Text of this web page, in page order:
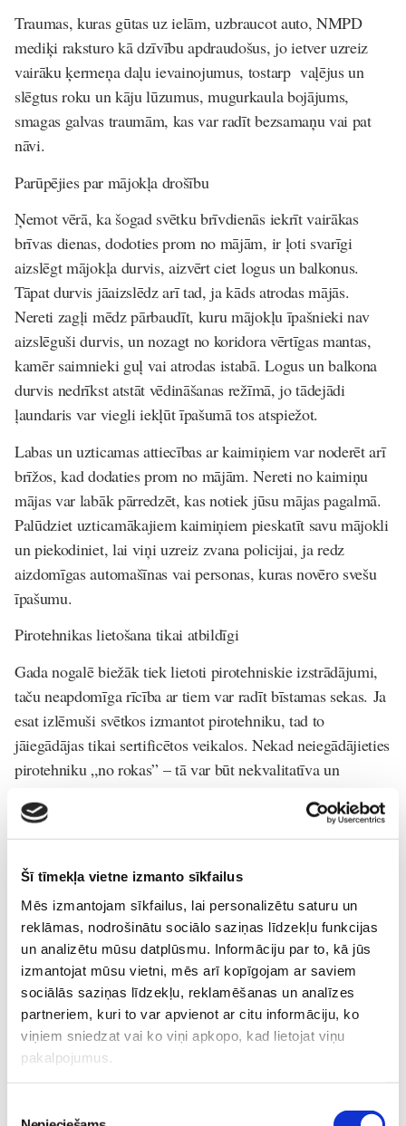
Šī tīmekļa vietne izmanto sīkfailus
Mēs izmantojam sīkfailus, lai personalizētu saturu un
reklāmas, nodrošinātu sociālo saziņas līdzekļu funkcijas
un analizētu mūsu datplūsmu. Informāciju par to, kā jūs
izmantojat mūsu vietni, mēs arī kopīgojam ar saviem
sociālās saziņas līdzekļu, reklamēšanas un analīzes
partneriem, kuri to var apvienot ar citu informāciju, ko
viņiem sniedzat vai ko viņi apkopo, kad lietojat viņu
pakalpojumus.
Traumas, kuras gūtas uz ielām, uzbraucot auto, NMPD
mediķi raksturo kā dzīvību apdraudošus, jo ietver uzreiz
vairāku ķermeņa daļu ievainojumus, tostarp vaļējus un
slēgtus roku un kāju lūzumus, mugurkaula bojājums,
smagas galvas traumām, kas var radīt bezsamaņu vai pat
nāvi.
Parūpējies par mājokļa drošību
Ņemot vērā, ka šogad svētku brīvdienās iekrīt vairākas
brīvas dienas, dodoties prom no mājām, ir ļoti svarīgi
aizslēgt mājokļa durvis, aizvērt ciet logus un balkonus.
Tāpat durvis jāaizslēdz arī tad, ja kāds atrodas mājās.
Nereti zagļi mēdz pārbaudīt, kuru mājokļu īpašnieki nav
aizslēguši durvis, un nozagt no koridora vērtīgas mantas,
kamēr saimnieki guļ vai atrodas istabā. Logus un balkona
durvis nedrīkst atstāt vēdināšanas režīmā, jo tādejādi
ļaundaris var viegli iekļūt īpašumā tos atspiežot.
Labas un uzticamas attiecības ar kaimiņiem var noderēt arī
brīžos, kad dodaties prom no mājām. Nereti no kaimiņu
mājas var labāk pārredzēt, kas notiek jūsu mājas pagalmā.
Palūdziet uzticamākajiem kaimiņiem pieskatīt savu mājokli
un piekodiniet, lai viņi uzreiz zvana policijai, ja redz
aizdomīgas automašīnas vai personas, kuras novēro svešu
īpašumu.
Pirotehnikas lietošana tikai atbildīgi
Gada nogalē biežāk tiek lietoti pirotehniskie izstrādājumi,
taču neapdomīga rīcība ar tiem var radīt bīstamas sekas. Ja
esat izlēmuši svētkos izmantot pirotehniku, tad to
jāiegādājas tikai sertificētos veikalos. Nekad neiegādājieties
pirotehniku „no rokas” – tā var būt nekvalitatīva un
nepārveidojiet jau esošu iegādāto pirotehnisko
izstrādājumu.
Izmantojot pirotehniku, ievērojiet visus drošības
noteikumus un esiet īpaši piesardzīgi. Tāpat sekojiet līdzi
arī konkrētās pašvaldības noteiktajiem ierobežojumiem par
uguņošanas laikiem, sagaidot Jauno gadu.
Raugieties, lai pirotehnikas izstrādājumi nenonāk
nepilngadīgo rokās. Izstāstiet bērniem to, cik nopietnas
sekas var būt, ja netiek ievērota pievienotā pirotehnikas
lietošanas pamācība un drošības noteikumi. Ja kādu raķeti
neizdodas “iedarbināt”, to nedrīkst palaist vēlreiz vai pētīt
un mēģināt saskatīt, kas nav kārtībā. Tieši šis ir viens no